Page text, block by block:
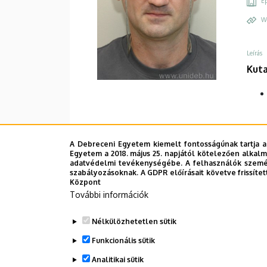
Leírás
A Debreceni Egyetem kiemelt fontosságúnak
Egyetem a 2018. május 25. napjától kötelezően
adatvédelmi tevékenységébe. A felhasználók
szabályozásoknak. A GDPR előírásait követve
Központ
További információk
Nélkülözhetetlen sütik
Funkcionális sütik
Analitikai sütik